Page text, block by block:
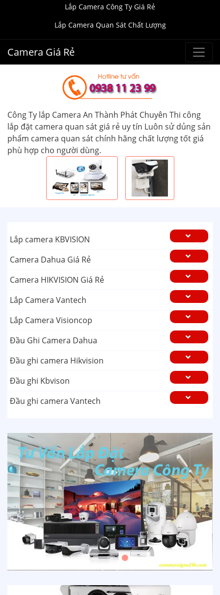
Lắp Camera Công Ty Giá Rẻ
Lắp Camera Quan Sát Chất Lượng
Camera Giá Rẻ
Công Ty lắp Camera An Thành Phát Chuyên Thi công
lắp đặt camera quan sát giá rẻ uy tín Luôn sử dủng sản
phẩm camera quan sát chính hãng chất lượng tốt giá
phù hợp cho người dùng.
Lắp camera KBVISION
Camera Dahua Giá Rẻ
Camera HIKVISION Giá Rẻ
Lắp Camera Vantech
Lắp Camera Visioncop
Đầu Ghi Camera Dahua
Đầu ghi camera Hikvision
Đầu ghi Kbvison
Đầu ghi camera Vantech